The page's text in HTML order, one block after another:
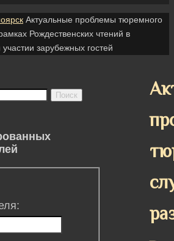
Актуальные проблемы тюремного
Рождественских чтений в
зарубежных гостей
Поиск